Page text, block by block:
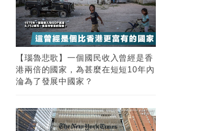
【瑙魯悲歌】一個國民收入曾經是香
港兩倍的國家，為甚麼在短短10年內
淪為了發展中國家？